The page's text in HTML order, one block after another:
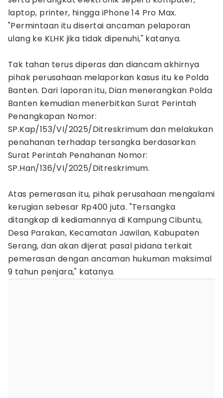
laptop, printer, hingga iPhone 14 Pro Max.
"Permintaan itu disertai ancaman pelaporan
ulang ke KLHK jika tidak dipenuhi," katanya.
Tak tahan terus diperas dan diancam akhirnya
pihak perusahaan melaporkan kasus itu ke Polda
Banten. Dari laporan itu, Dian menerangkan Polda
Banten kemudian menerbitkan Surat Perintah
Penangkapan Nomor:
SP.Kap/153/VI/2025/Ditreskrimum dan melakukan
penahanan terhadap tersangka berdasarkan
Surat Perintah Penahanan Nomor:
SP.Han/136/VI/2025/Ditreskrimum.
Atas pemerasan itu, pihak perusahaan mengalami
kerugian sebesar Rp400 juta. "Tersangka
ditangkap di kediamannya di Kampung Cibuntu,
Desa Parakan, Kecamatan Jawilan, Kabupaten
Serang, dan akan dijerat pasal pidana terkait
pemerasan dengan ancaman hukuman maksimal
9 tahun penjara," katanya.